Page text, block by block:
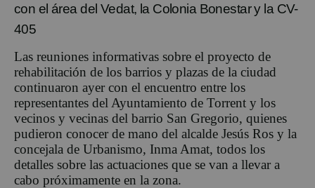
con el área del Vedat, la Colonia Bonestar y la CV-
405
Las reuniones informativas sobre el proyecto de
rehabilitación de los barrios y plazas de la ciudad
continuaron ayer con el encuentro entre los
representantes del Ayuntamiento de Torrent y los
vecinos y vecinas del barrio San Gregorio, quienes
pudieron conocer de mano del alcalde Jesús Ros y la
concejala de Urbanismo, Inma Amat, todos los
detalles sobre las actuaciones que se van a llevar a
cabo próximamente en la zona.